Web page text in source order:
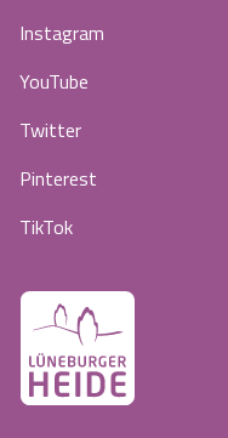
Instagram
YouTube
Twitter
Pinterest
TikTok